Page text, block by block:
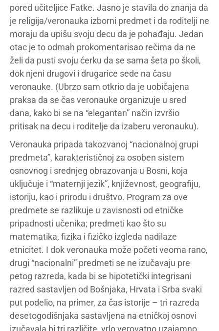
pored učiteljice Fatke. Jasno je stavila do znanja da
je religija/veronauka izborni predmet i da roditelji ne
moraju da upišu svoju decu da je pohađaju. Jedan
otac je to odmah prokomentarisao rečima da ne
želi da pusti svoju ćerku da se sama šeta po školi,
dok njeni drugovi i drugarice sede na času
veronauke. (Ubrzo sam otkrio da je uobičajena
praksa da se čas veronauke organizuje u sred
dana, kako bi se na “elegantan” način izvršio
pritisak na decu i roditelje da izaberu veronauku).
Veronauka pripada takozvanoj “nacionalnoj grupi
predmeta”, karakterističnoj za osoben sistem
osnovnog i srednjeg obrazovanja u Bosni, koja
uključuje i “maternji jezik”, književnost, geografiju,
istoriju, kao i prirodu i društvo. Program za ove
predmete se razlikuje u zavisnosti od etničke
pripadnosti učenika; predmeti kao što su
matematika, fizika i fizičko izgleda nadilaze
etnicitet. I dok veronauka može početi veoma rano,
drugi “nacionalni” predmeti se ne izučavaju pre
petog razreda, kada bi se hipotetički integrisani
razred sastavljen od Bošnjaka, Hrvata i Srba svaki
put podelio, na primer, za čas istorije – tri razreda
desetogodišnjaka sastavljena na etničkoj osnovi
izučavala bi tri različite, vrlo verovatno uzajamno